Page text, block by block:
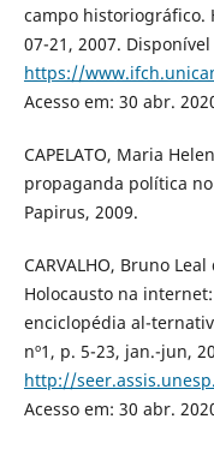
campo historiográfico.
07-21, 2007. Disponível
https://
Acesso em: 30 abr.
CAPELATO, Maria
propaganda política
Papirus, 2009.
CARVALHO, Bruno
Holocausto na
enciclopédia al-
nº1, p. 5-23, jan.-jun,
http://
Acesso em: 30 abr.